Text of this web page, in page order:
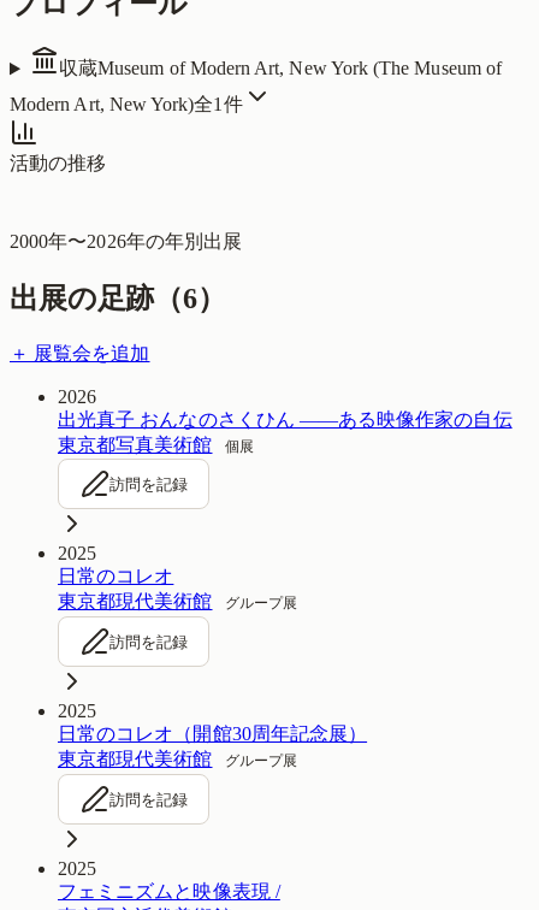
収蔵Museum of Modern Art, New York (The Museum of
Modern Art, New York)全1件
活動の推移
2000年〜2026年の年別出展
出展の足跡（6）
＋ 展覧会を追加
2026
出光真子 おんなのさくひん ――ある映像作家の自伝
東京都写真美術館
個展
訪問を記録
2025
日常のコレオ
東京都現代美術館
グループ展
訪問を記録
2025
日常のコレオ（開館30周年記念展）
東京都現代美術館
グループ展
訪問を記録
2025
フェミニズムと映像表現 /